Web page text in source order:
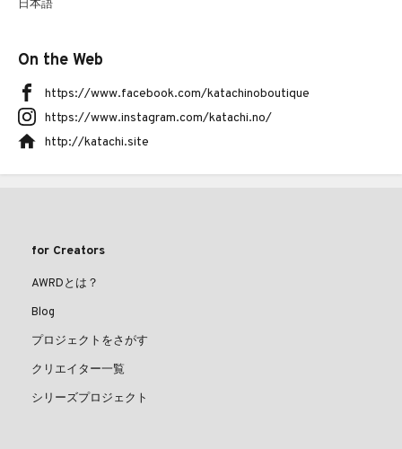
日本語
On the Web
https://www.facebook.com/katachinoboutique
https://www.instagram.com/katachi.no/
http://katachi.site
for Creators
AWRDとは？
Blog
プロジェクトをさがす
クリエイター一覧
シリーズプロジェクト